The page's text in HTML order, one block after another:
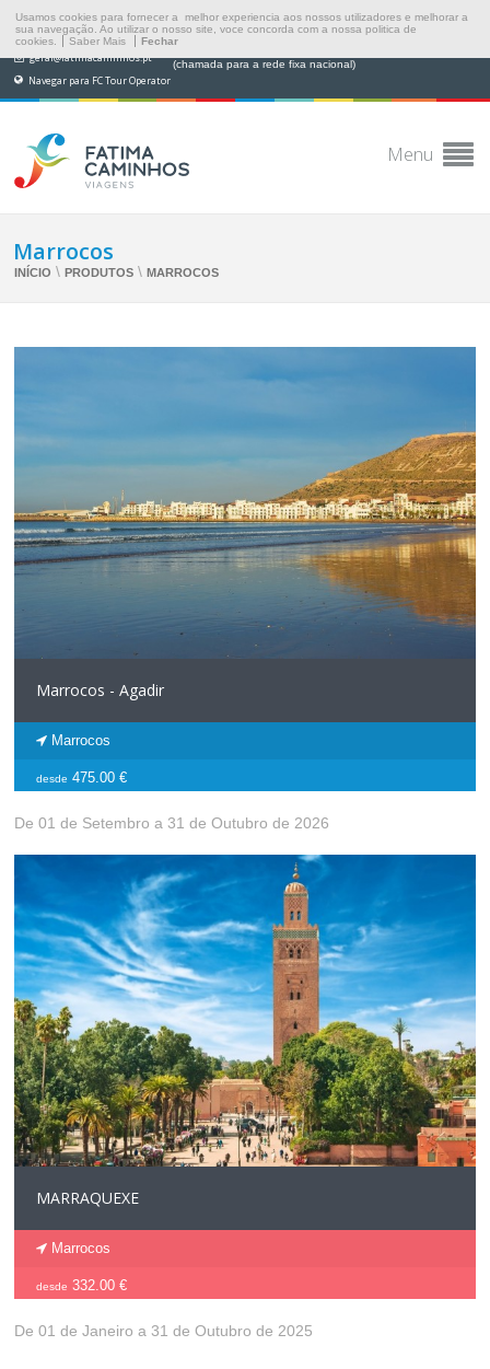
Usamos cookies para fornecer a melhor experiencia aos nossos utilizadores e melhorar a
sua navegação. Ao utilizar o nosso site, voce concorda com a nossa politica de
cookies.
Saber Mais Fechar
geral@fatimacaminhos.pt (chamada para a rede fixa nacional)
Navegar para FC Tour Operator
Menu
Marrocos
INÍCIO \ PRODUTOS \ MARROCOS
Marrocos - Agadir
Marrocos
desde 475.00 €
De 01 de Setembro a 31 de Outubro de 2026
MARRAQUEXE
Marrocos
desde 332.00 €
De 01 de Janeiro a 31 de Outubro de 2025